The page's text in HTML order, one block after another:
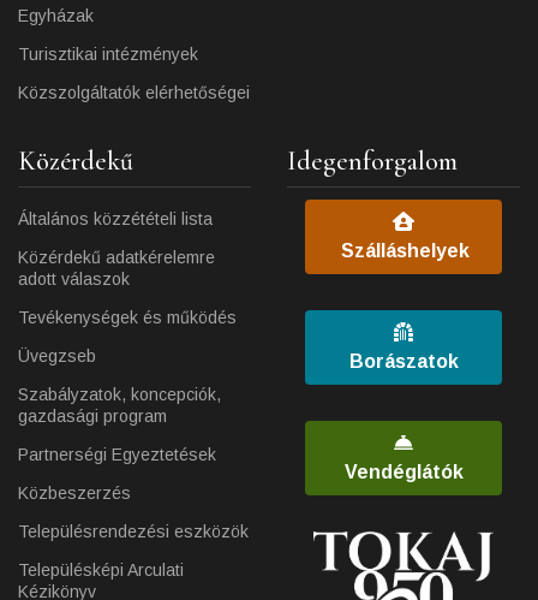
Egyházak
Turisztikai intézmények
Közszolgáltatók elérhetőségei
Közérdekű
Általános közzétételi lista
Közérdekű adatkérelemre
adott válaszok
Tevékenységek és működés
Üvegzseb
Szabályzatok, koncepciók,
gazdasági program
Partnerségi Egyeztetések
Közbeszerzés
Településrendezési eszközök
Településképi Arculati
Kézikönyv
Idegenforgalom
Szálláshelyek
Borászatok
Vendéglátók